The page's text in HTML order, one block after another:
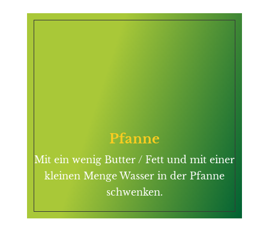
Pfanne
Mit ein wenig Butter / Fett und mit einer
kleinen Menge Wasser in der Pfanne
schwenken.